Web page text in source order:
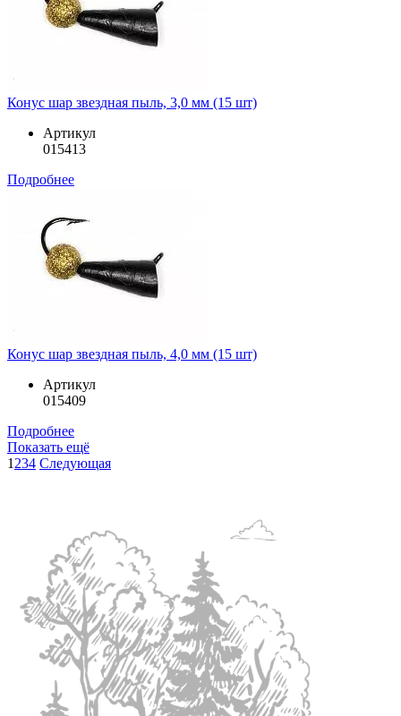
Конус шар звездная пыль, 3,0 мм (15 шт)
Артикул
015413
Подробнее
Конус шар звездная пыль, 4,0 мм (15 шт)
Артикул
015409
Подробнее
Показать ещё
1 234 Следующая